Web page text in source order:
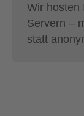
Wir hosten
Servern –
statt